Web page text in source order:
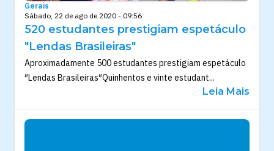
Gerais
Sábado, 22 de ago de 2020 - 09:56
520 estudantes prestigiam espetáculo
"Lendas Brasileiras"
Aproximadamente 500 estudantes prestigiam espetáculo
″Lendas Brasileiras″Quinhentos e vinte estudant...
Leia Mais